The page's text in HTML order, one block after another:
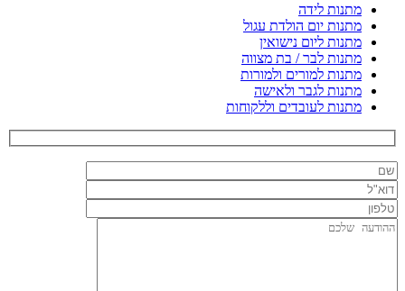
מתנות לידה
מתנות יום הולדת עגול
מתנות ליום נישואין
מתנות לבר / בת מצווה
מתנות למורים ולמורות
מתנות לגבר ולאישה
מתנות לעובדים וללקוחות